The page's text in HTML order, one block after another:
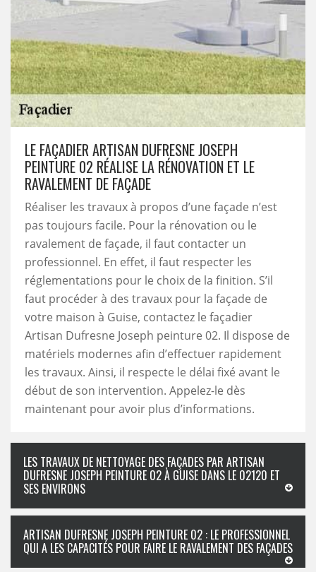
LE FAÇADIER ARTISAN DUFRESNE JOSEPH
PEINTURE 02 RÉALISE LA RÉNOVATION ET LE
RAVALEMENT DE FAÇADE
Réaliser les travaux à propos d’une façade n’est
pas toujours facile. Pour la rénovation ou le
ravalement de façade, il faut contacter un
professionnel. En effet, il faut respecter les
réglementations pour le choix de la finition. S’il
faut procéder à des travaux pour la façade de
votre maison à Guise, contactez le façadier
Artisan Dufresne Joseph peinture 02. Il dispose de
matériels modernes afin d’effectuer rapidement
les travaux. Ainsi, il respecte le délai fixé avant le
début de son intervention. Appelez-le dès
maintenant pour avoir plus d’informations.
LES TRAVAUX DE NETTOYAGE DES FAÇADES PAR ARTISAN
DUFRESNE JOSEPH PEINTURE 02 À GUISE DANS LE 02120 ET
SES ENVIRONS
ARTISAN DUFRESNE JOSEPH PEINTURE 02 : LE PROFESSIONNEL
QUI A LES CAPACITÉS POUR FAIRE LE RAVALEMENT DES FAÇADES